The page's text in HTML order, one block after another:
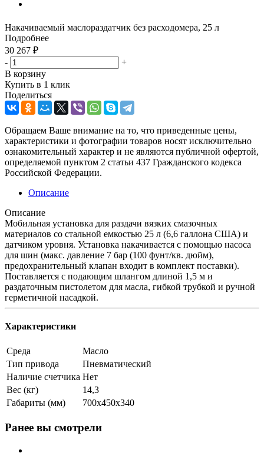
Накачиваемый маслораздатчик без расходомера, 25 л
Подробнее
30 267 ₽
-
+
В корзину
Купить в 1 клик
Поделиться
Обращаем Ваше внимание на то, что приведенные цены,
характеристики и фотографии товаров носят исключительно
ознакомительный характер и не являются публичной офертой,
определяемой пунктом 2 статьи 437 Гражданского кодекса
Российской Федерации.
Описание
Описание
Мобильная установка для раздачи вязких смазочных
материалов со стальной емкостью 25 л (6,6 галлона США) и
датчиком уровня. Установка накачивается с помощью насоса
для шин (макс. давление 7 бар (100 фунт/кв. дюйм),
предохранительный клапан входит в комплект поставки).
Поставляется с подающим шлангом длиной 1,5 м и
раздаточным пистолетом для масла, гибкой трубкой и ручной
герметичной насадкой.
Характеристики
Среда
Масло
Тип привода
Пневматический
Наличие счетчика Нет
Вес (кг)
14,3
Габариты (мм)
700x450x340
Ранее вы смотрели